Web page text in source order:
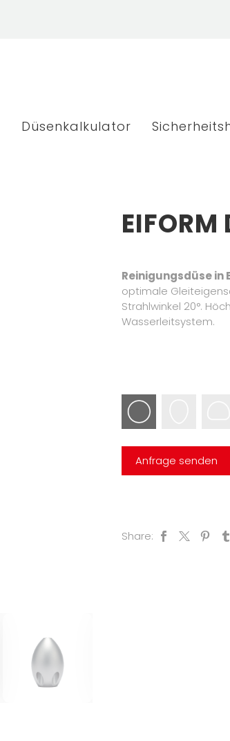
Düsenkalkulator
EIFORM
Reinigungsdüse
optimale
Strahlwinkel 20°.
Wasserleitsystem.
Share: